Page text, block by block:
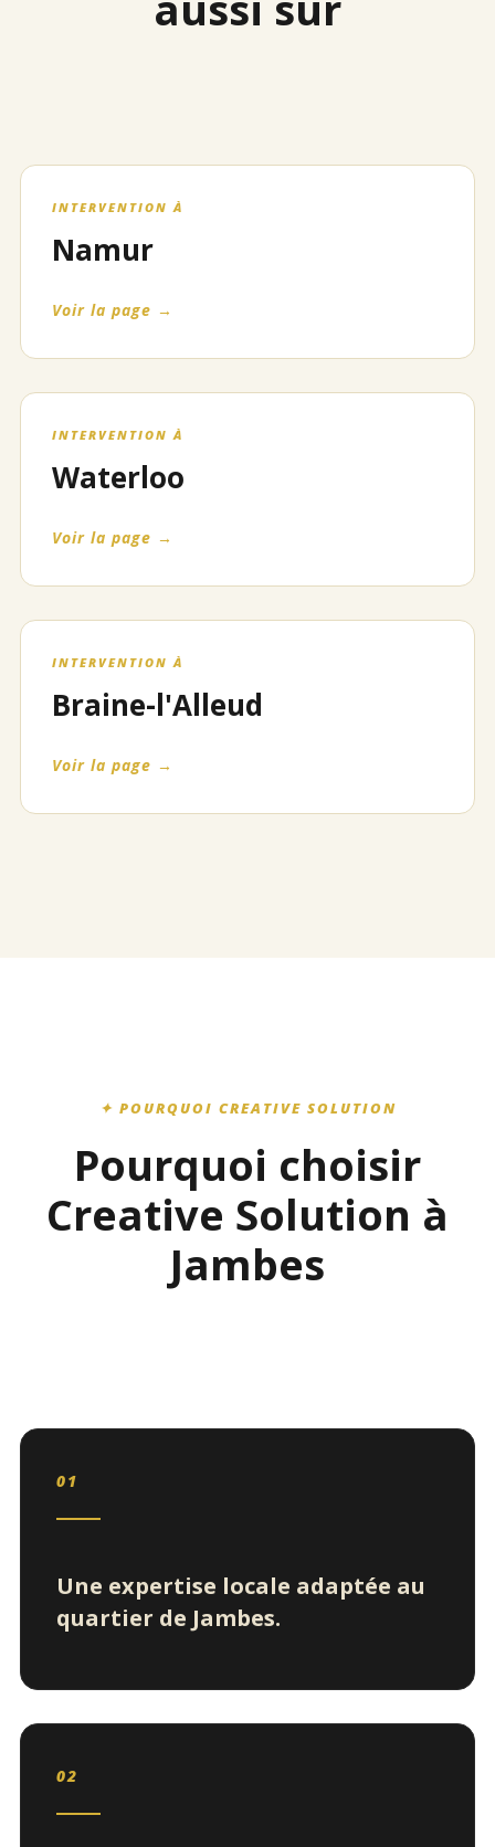
INTERVENTION À
Namur
Voir la page →
INTERVENTION À
Waterloo
Voir la page →
INTERVENTION À
Braine-l'Alleud
Voir la page →
✦ POURQUOI CREATIVE SOLUTION
Pourquoi choisir
Creative Solution à
Jambes
01
Une expertise locale adaptée au
quartier de Jambes.
02